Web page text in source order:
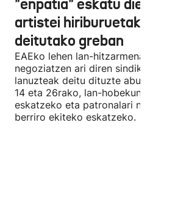
"enpatia" eskatu diete
artistei hiriburuetako
deitutako greban
EAEko lehen lan-hitzarmena
negoziatzen ari diren sindikatuek
lanuzteak deitu dituzte abuztuaren 5,
14 eta 26rako, lan-hobekuntzak
eskatzeko eta patronalari
berriro ekiteko eskatzeko.